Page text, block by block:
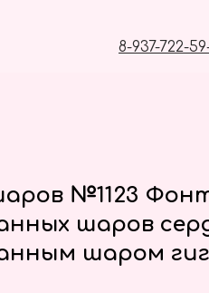
8-937-722-
№1123
шаров
шаром